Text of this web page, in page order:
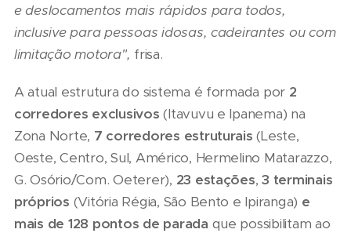
e deslocamentos mais rápidos para todos,
inclusive para pessoas idosas, cadeirantes ou com
limitação motora", frisa.
A atual estrutura do sistema é formada por 2
corredores exclusivos (Itavuvu e Ipanema) na
Zona Norte, 7 corredores estruturais (Leste,
Oeste, Centro, Sul, Américo, Hermelino Matarazzo,
G. Osório/Com. Oeterer), 23 estações,3 terminais
próprios (Vitória Régia, São Bento e Ipiranga) e
mais de 128 pontos de parada que possibilitam ao